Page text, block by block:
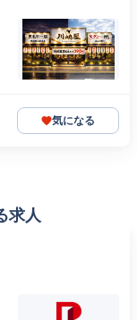
気になる
求人